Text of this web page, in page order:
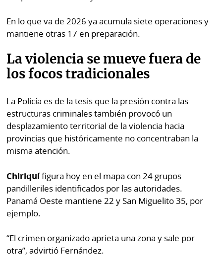
En lo que va de 2026 ya acumula siete operaciones y
mantiene otras 17 en preparación.
La violencia se mueve fuera de
los focos tradicionales
La Policía es de la tesis que la presión contra las
estructuras criminales también provocó un
desplazamiento territorial de la violencia hacia
provincias que históricamente no concentraban la
misma atención.
Chiriquífigura hoy en el mapa con 24 grupos
pandilleriles identificados por las autoridades.
Panamá Oeste mantiene 22 y San Miguelito 35, por
ejemplo.
“El crimen organizado aprieta una zona y sale por
otra”, advirtió Fernández.